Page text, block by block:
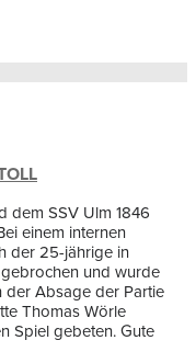
dem SSV Ulm 1846
einem internen
der 25-jährige in
und wurde
der Absage der Partie
Thomas Wörle
Spiel gebeten. Gute